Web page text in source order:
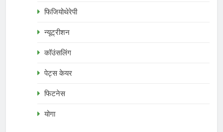
फिजियोथेरेपी
न्यूट्रीशन
कॉउंसलिंग
पेट्स केयर
फिटनेस
योगा